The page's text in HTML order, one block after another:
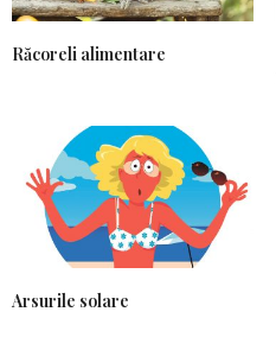
Răcoreli alimentare
Arsurile solare